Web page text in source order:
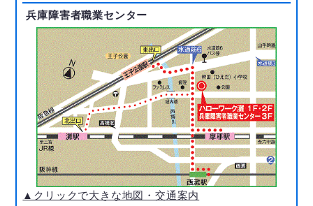
兵庫障害者職業センター
▲クリックで大きな地図・交通案内